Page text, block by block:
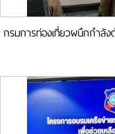
กรมการท่องเที่ยวผนึกกำลั